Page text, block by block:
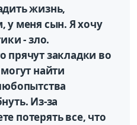
жизнь,
у меня сын. Я хочу
- зло.
прячут закладки во
найти
Из-за
потерять все, что